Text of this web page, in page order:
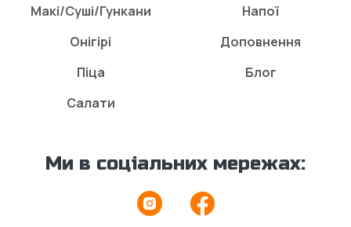
Макі/Суші/Гункани
Онігірі
Піца
Салати
Напої
Доповнення
Блог
Ми в соціальних мережах: